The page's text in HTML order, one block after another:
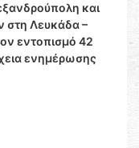
και
στη Λευκάδα –
εντοπισμό 42
ενημέρωσης